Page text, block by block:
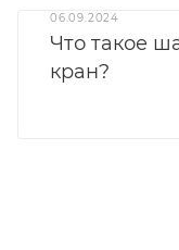
06.09.2024
Что такое
кран?